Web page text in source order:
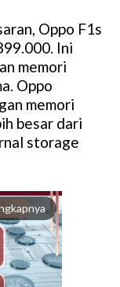
Oppo F1s
Ini
memori
Oppo
memori
besar dari
storage